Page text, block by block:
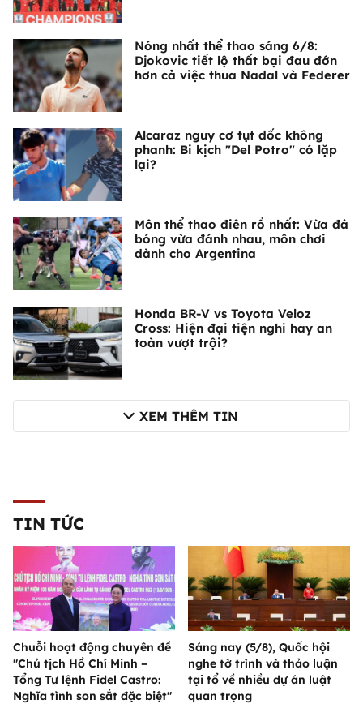
Nóng nhất thể thao sáng 6/8:
Djokovic tiết lộ thất bại đau đớn
hơn cả việc thua Nadal và Federer
Alcaraz nguy cơ tụt dốc không
phanh: Bi kịch "Del Potro" có lặp
lại?
Môn thể thao điên rồ nhất: Vừa đá
bóng vừa đánh nhau, môn chơi
dành cho Argentina
Honda BR-V vs Toyota Veloz
Cross: Hiện đại tiện nghi hay an
toàn vượt trội?
XEM THÊM TIN
TIN TỨC
Chuỗi hoạt động chuyên đề
"Chủ tịch Hồ Chí Minh –
Tổng Tư lệnh Fidel Castro:
Nghĩa tình son sắt đặc biệt"
Sáng nay (5/8), Quốc hội
nghe tờ trình và thảo luận
tại tổ về nhiều dự án luật
quan trọng